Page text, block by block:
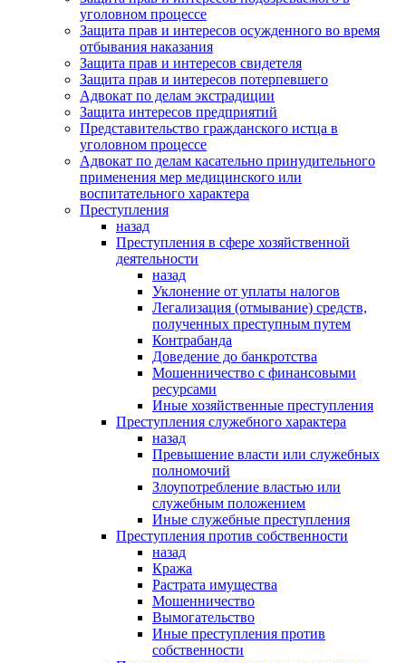
уголовном процессе
Защита прав и интересов осужденного во время
отбывания наказания
Защита прав и интересов свидетеля
Защита прав и интересов потерпевшего
Адвокат по делам экстрадиции
Защита интересов предприятий
Представительство гражданского истца в
уголовном процессе
Адвокат по делам касательно принудительного
применения мер медицинского или
воспитательного характера
Преступления
назад
Преступления в сфере хозяйственной
деятельности
назад
Уклонение от уплаты налогов
Легализация (отмывание) средств,
полученных преступным путем
Контрабанда
Доведение до банкротства
Мошенничество с финансовыми
ресурсами
Иные хозяйственные преступления
Преступления служебного характера
назад
Превышение власти или служебных
полномочий
Злоупотребление властью или
служебным положением
Иные служебные преступления
Преступления против собственности
назад
Кража
Растрата имущества
Мошенничество
Вымогательство
Иные преступления против
собственности